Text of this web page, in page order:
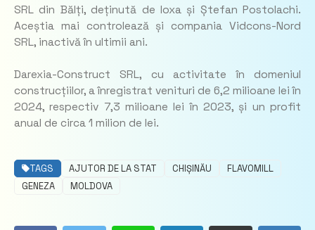
SRL din Bălți, deținută de Ioxa și Ștefan Postolachi.
Aceștia mai controlează și compania Vidcons-Nord
SRL, inactivă în ultimii ani.
Darexia-Construct SRL, cu activitate în domeniul
construcțiilor, a înregistrat venituri de 6,2 milioane lei în
2024, respectiv 7,3 milioane lei în 2023, și un profit
anual de circa 1 milion de lei.
TAGS AJUTOR DE LA STAT CHIȘINĂU
FLAVOMILL
GENEZA
MOLDOVA